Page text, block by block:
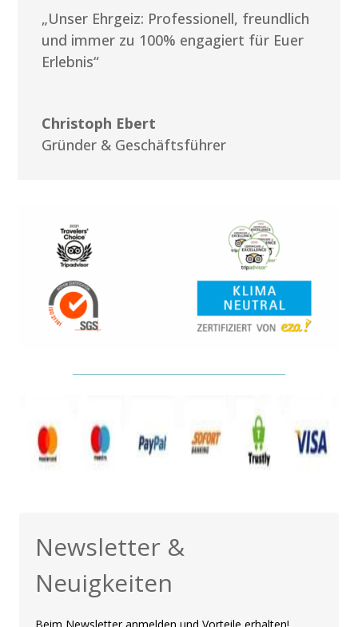
„Unser Ehrgeiz: Professionell, freundlich
und immer zu 100% engagiert für Euer
Erlebnis“
Christoph Ebert
Gründer & Geschäftsführer
Newsletter &
Neuigkeiten